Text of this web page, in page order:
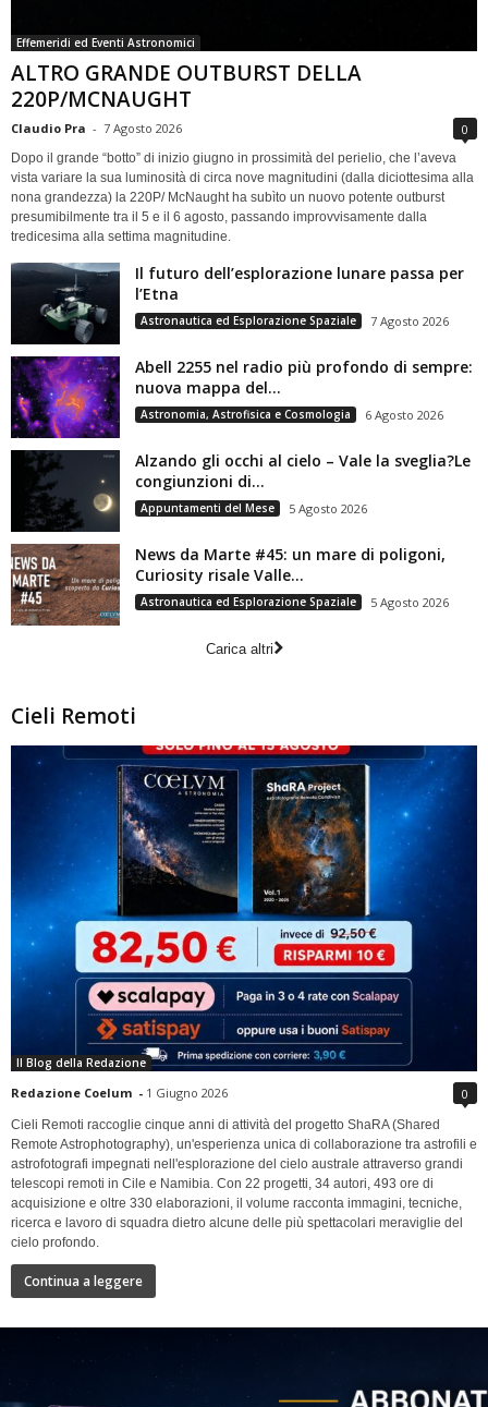
Effemeridi ed Eventi Astronomici
ALTRO GRANDE OUTBURST DELLA
220P/MCNAUGHT
Claudio Pra - 7 Agosto 2026 0
Dopo il grande “botto” di inizio giugno in prossimità del perielio, che l’aveva
vista variare la sua luminosità di circa nove magnitudini (dalla diciottesima alla
nona grandezza) la 220P/ McNaught ha subìto un nuovo potente outburst
presumibilmente tra il 5 e il 6 agosto, passando improvvisamente dalla
tredicesima alla settima magnitudine.
Il futuro dell’esplorazione lunare passa per
l’Etna
Astronautica ed Esplorazione Spaziale 7 Agosto 2026
Abell 2255 nel radio più profondo di sempre:
nuova mappa del...
Astronomia, Astrofisica e Cosmologia 6 Agosto 2026
Alzando gli occhi al cielo – Vale la sveglia?Le
congiunzioni di...
Appuntamenti del Mese 5 Agosto 2026
News da Marte #45: un mare di poligoni,
Curiosity risale Valle...
Astronautica ed Esplorazione Spaziale 5 Agosto 2026
Carica altri
Cieli Remoti
Il Blog della Redazione
Redazione Coelum - 1 Giugno 2026 0
Cieli Remoti raccoglie cinque anni di attività del progetto ShaRA (Shared
Remote Astrophotography), un'esperienza unica di collaborazione tra astrofili e
astrofotografi impegnati nell'esplorazione del cielo australe attraverso grandi
telescopi remoti in Cile e Namibia. Con 22 progetti, 34 autori, 493 ore di
acquisizione e oltre 330 elaborazioni, il volume racconta immagini, tecniche,
ricerca e lavoro di squadra dietro alcune delle più spettacolari meraviglie del
cielo profondo.
Continua a leggere